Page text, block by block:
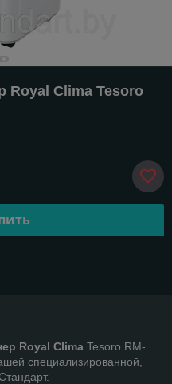
Royal Clima Tesoro
Royal Clima Tesoro RM-
специализированной,